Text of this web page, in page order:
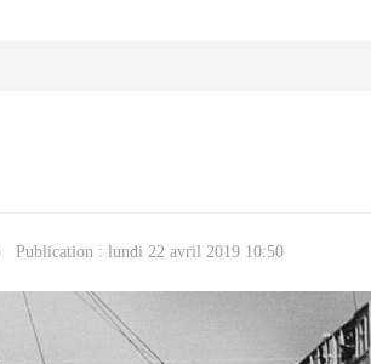
Publication : lundi 22 avril 2019 10:50